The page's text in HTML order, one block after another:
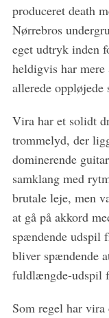
produceret death
Nørrebros
eget udtryk inden
heldigvis har mere
allerede oppløjede
Vira har et solidt
trommelyd, der
dominerende
samklang med
brutale leje, men
at gå på akkord
spændende udspil
bliver spændende
fuldlængde-udspil
Som regel har